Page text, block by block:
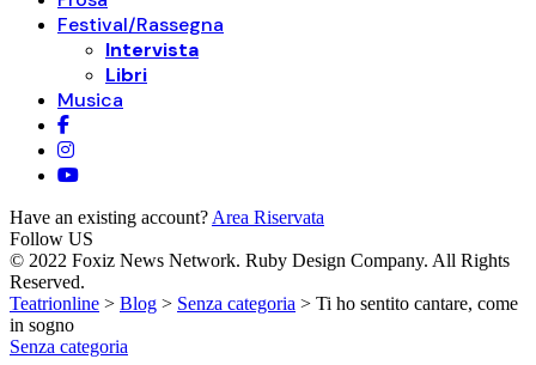
Festival/Rassegna
Intervista
Libri
Musica
Have an existing account? Area Riservata
Follow US
© 2022 Foxiz News Network. Ruby Design Company. All Rights
Reserved.
Teatrionline > Blog > Senza categoria > Ti ho sentito cantare, come
in sogno
Senza categoria